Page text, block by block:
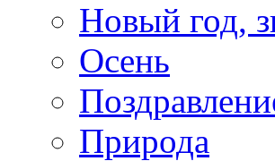
Новый год,
Осень
Природа